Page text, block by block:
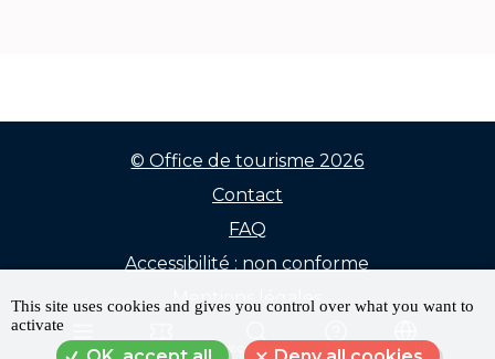
© Office de tourisme 2026
Pied
de
page
Contact
FAQ
Accessibilité : non conforme
Mentions légales
MENU RÉSERVER RECHERCHE FAQ LANGUE
This site uses cookies and gives you control over what you want to
activate